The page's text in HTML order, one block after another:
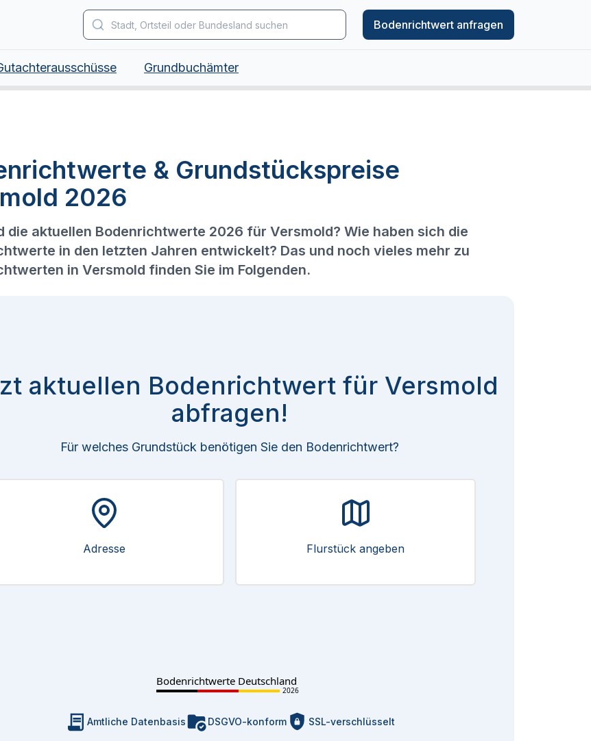
Bodenrichtwert anfragen
Grundbuchämter
& Grundstückspreise
2026
die aktuellen Bodenrichtwerte 2026 für Versmold? Wie haben sich die
in den letzten Jahren entwickelt? Das und noch vieles mehr zu
in Versmold finden Sie im Folgenden.
aktuellen Bodenrichtwert für Versmold
abfragen!
Für welches Grundstück benötigen Sie den Bodenrichtwert?
Adresse Flurstück angeben
Bodenrichtwerte Deutschland
2026
Amtliche Datenbasis DSGVO-konform SSL-verschlüsselt